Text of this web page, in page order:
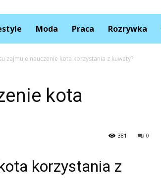
Moda Praca Rozrywka
zajmuje nauczenie kota korzystania z kuwety?
kota
0
381
korzystania z